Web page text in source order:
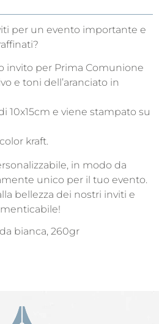
per un evento importante e
invito per Prima Comunione
e toni dell’aranciato in
10x15cm e viene stampato su
kraft.
in modo da
unico per il tuo evento.
bellezza dei nostri inviti e
bianca, 260gr